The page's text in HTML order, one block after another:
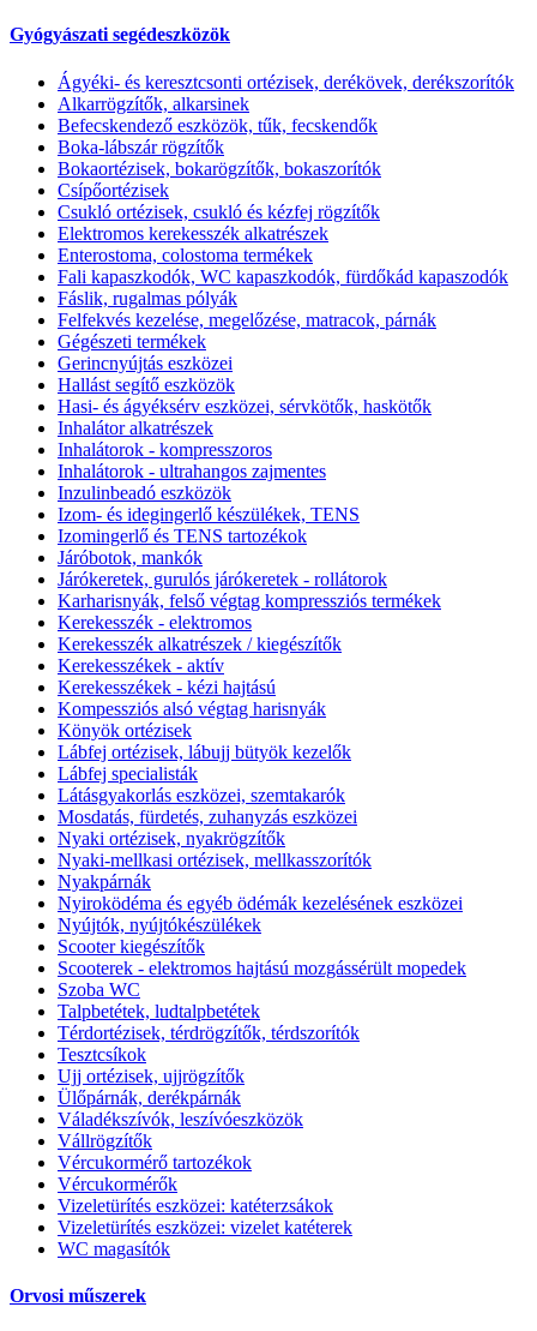
Gyógyászati segédeszközök
Ágyéki- és keresztcsonti ortézisek, derékövek, derékszorítók
Alkarrögzítők, alkarsinek
Befecskendező eszközök, tűk, fecskendők
Boka-lábszár rögzítők
Bokaortézisek, bokarögzítők, bokaszorítók
Csípőortézisek
Csukló ortézisek, csukló és kézfej rögzítők
Elektromos kerekesszék alkatrészek
Enterostoma, colostoma termékek
Fali kapaszkodók, WC kapaszkodók, fürdőkád kapaszodók
Fáslik, rugalmas pólyák
Felfekvés kezelése, megelőzése, matracok, párnák
Gégészeti termékek
Gerincnyújtás eszközei
Hallást segítő eszközök
Hasi- és ágyéksérv eszközei, sérvkötők, haskötők
Inhalátor alkatrészek
Inhalátorok - kompresszoros
Inhalátorok - ultrahangos zajmentes
Inzulinbeadó eszközök
Izom- és idegingerlő készülékek, TENS
Izomingerlő és TENS tartozékok
Járóbotok, mankók
Járókeretek, gurulós járókeretek - rollátorok
Karharisnyák, felső végtag kompressziós termékek
Kerekesszék - elektromos
Kerekesszék alkatrészek / kiegészítők
Kerekesszékek - aktív
Kerekesszékek - kézi hajtású
Kompessziós alsó végtag harisnyák
Könyök ortézisek
Lábfej ortézisek, lábujj bütyök kezelők
Lábfej specialisták
Látásgyakorlás eszközei, szemtakarók
Mosdatás, fürdetés, zuhanyzás eszközei
Nyaki ortézisek, nyakrögzítők
Nyaki-mellkasi ortézisek, mellkasszorítók
Nyakpárnák
Nyiroködéma és egyéb ödémák kezelésének eszközei
Nyújtók, nyújtókészülékek
Scooter kiegészítők
Scooterek - elektromos hajtású mozgássérült mopedek
Szoba WC
Talpbetétek, ludtalpbetétek
Térdortézisek, térdrögzítők, térdszorítók
Tesztcsíkok
Ujj ortézisek, ujjrögzítők
Ülőpárnák, derékpárnák
Váladékszívók, leszívóeszközök
Vállrögzítők
Vércukormérő tartozékok
Vércukormérők
Vizeletürítés eszközei: katéterzsákok
Vizeletürítés eszközei: vizelet katéterek
WC magasítók
Orvosi műszerek